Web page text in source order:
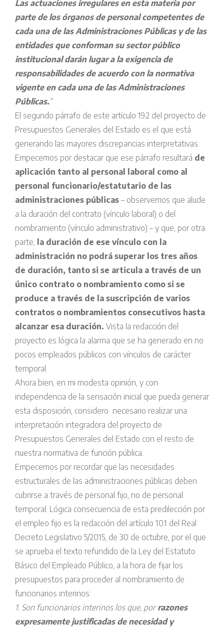
Las actuaciones irregulares en esta materia por
parte de los órganos de personal competentes de
cada una de las Administraciones Públicas y de las
entidades que conforman su sector público
institucional darán lugar a la exigencia de
responsabilidades de acuerdo con la normativa
vigente en cada una de las Administraciones
Públicas.“
El segundo párrafo de este artículo 19.2 del proyecto de
Presupuestos Generales del Estado es el que está
generando las mayores discrepancias interpretativas.
Empecemos por destacar que ese párrafo resultará de
aplicación tanto al personal laboral como al
personal funcionario/estatutario de las
administraciones públicas – observemos que alude
a la duración del contrato (vínculo laboral) o del
nombramiento (vínculo administrativo) – y que, por otra
parte, la duración de ese vínculo con la
administración no podrá superar los tres años
de duración, tanto si se articula a través de un
único contrato o nombramiento como si se
produce a través de la suscripción de varios
contratos o nombramientos consecutivos hasta
alcanzar esa duración. Vista la redacción del
proyecto es lógica la alarma que se ha generado en no
pocos empleados públicos con vínculos de carácter
temporal.
Ahora bien, en mi modesta opinión, y con
independencia de la sensación inicial que pueda generar
esta disposición, considero necesario realizar una
interpretación integradora del proyecto de
Presupuestos Generales del Estado con el resto de
nuestra normativa de función pública.
Empecemos por recordar que las necesidades
estructurales de las administraciones públicas deben
cubrirse a través de personal fijo, no de personal
temporal. Lógica consecuencia de esta predilección por
el empleo fijo es la redacción del artículo 10.1 del Real
Decreto Legislativo 5/2015, de 30 de octubre, por el que
se aprueba el texto refundido de la Ley del Estatuto
Básico del Empleado Público, a la hora de fijar los
presupuestos para proceder al nombramiento de
funcionarios interinos:
1. Son funcionarios interinos los que, porrazones
expresamente justificadas de necesidad y